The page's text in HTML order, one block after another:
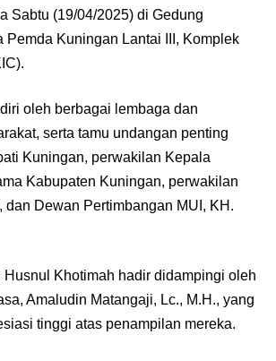
Sabtu (19/04/2025) di Gedung
Pemda Kuningan Lantai III, Komplek
oleh berbagai lembaga dan
serta tamu undangan penting
Kuningan, perwakilan Kepala
Kabupaten Kuningan, perwakilan
dan Dewan Pertimbangan MUI, KH.
Husnul Khotimah hadir didampingi oleh
Amaludin Matangaji, Lc., M.H., yang
tinggi atas penampilan mereka.